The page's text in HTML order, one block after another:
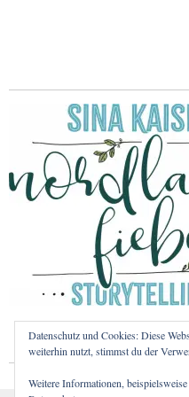
Datenschutz und Cookies: Diese
weiterhin nutzt, stimmst du der
Weitere Informationen,